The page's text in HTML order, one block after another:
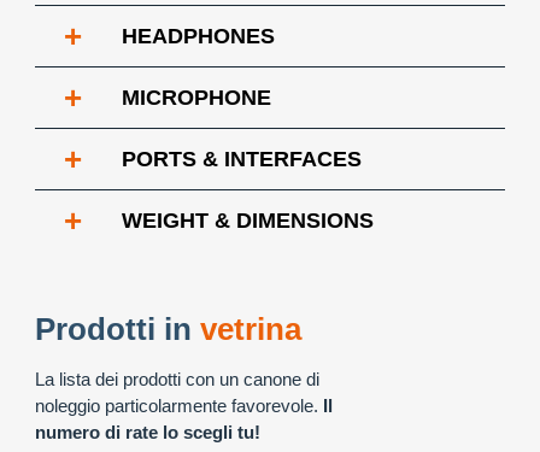
+ HEADPHONES
+ MICROPHONE
+ PORTS & INTERFACES
+ WEIGHT & DIMENSIONS
Prodotti in vetrina
La lista dei prodotti con un canone di
noleggio particolarmente favorevole. Il
numero di rate lo scegli tu!